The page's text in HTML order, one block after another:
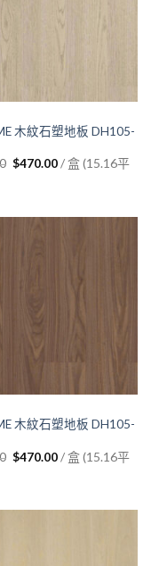
木紋石塑地板 DH105-
Original
price
$470.00Current
price
/ 盒 (15.16平
木紋石塑地板 DH105-
Original
price
$470.00Current
price
/ 盒 (15.16平